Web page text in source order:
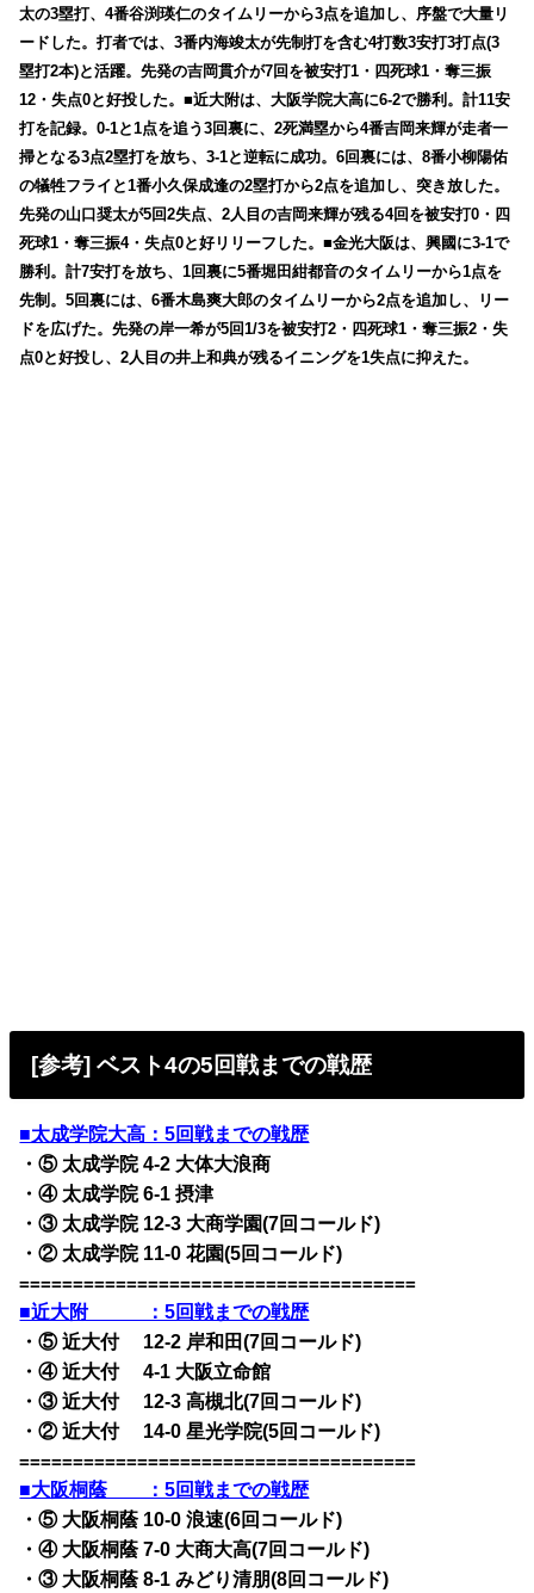
太の3塁打、4番谷渕瑛仁のタイムリーから3点を追加し、序盤で大量リ
ードした。打者では、3番内海竣太が先制打を含む4打数3安打3打点(3
塁打2本)と活躍。先発の吉岡貫介が7回を被安打1・四死球1・奪三振
12・失点0と好投した。■近大附は、大阪学院大高に6-2で勝利。計11安
打を記録。0-1と1点を追う3回裏に、2死満塁から4番吉岡来輝が走者一
掃となる3点2塁打を放ち、3-1と逆転に成功。6回裏には、8番小柳陽佑
の犠牲フライと1番小久保成逢の2塁打から2点を追加し、突き放した。
先発の山口奨太が5回2失点、2人目の吉岡来輝が残る4回を被安打0・四
死球1・奪三振4・失点0と好リリーフした。■金光大阪は、興國に3-1で
勝利。計7安打を放ち、1回裏に5番堀田紺都音のタイムリーから1点を
先制。5回裏には、6番木島爽大郎のタイムリーから2点を追加し、リー
ドを広げた。先発の岸一希が5回1/3を被安打2・四死球1・奪三振2・失
点0と好投し、2人目の井上和典が残るイニングを1失点に抑えた。
[参考] ベスト4の5回戦までの戦歴
■太成学院大高：5回戦までの戦歴
・⑤ 太成学院 4-2 大体大浪商
・④ 太成学院 6-1 摂津
・③ 太成学院 12-3 大商学園(7回コールド)
・② 太成学院 11-0 花園(5回コールド)
=====================================
■近大附 ：5回戦までの戦歴
・⑤ 近大付 12-2 岸和田(7回コールド)
・④ 近大付 4-1 大阪立命館
・③ 近大付 12-3 高槻北(7回コールド)
・② 近大付 14-0 星光学院(5回コールド)
=====================================
■大阪桐蔭 ：5回戦までの戦歴
・⑤ 大阪桐蔭 10-0 浪速(6回コールド)
・④ 大阪桐蔭 7-0 大商大高(7回コールド)
・③ 大阪桐蔭 8-1 みどり清朋(8回コールド)